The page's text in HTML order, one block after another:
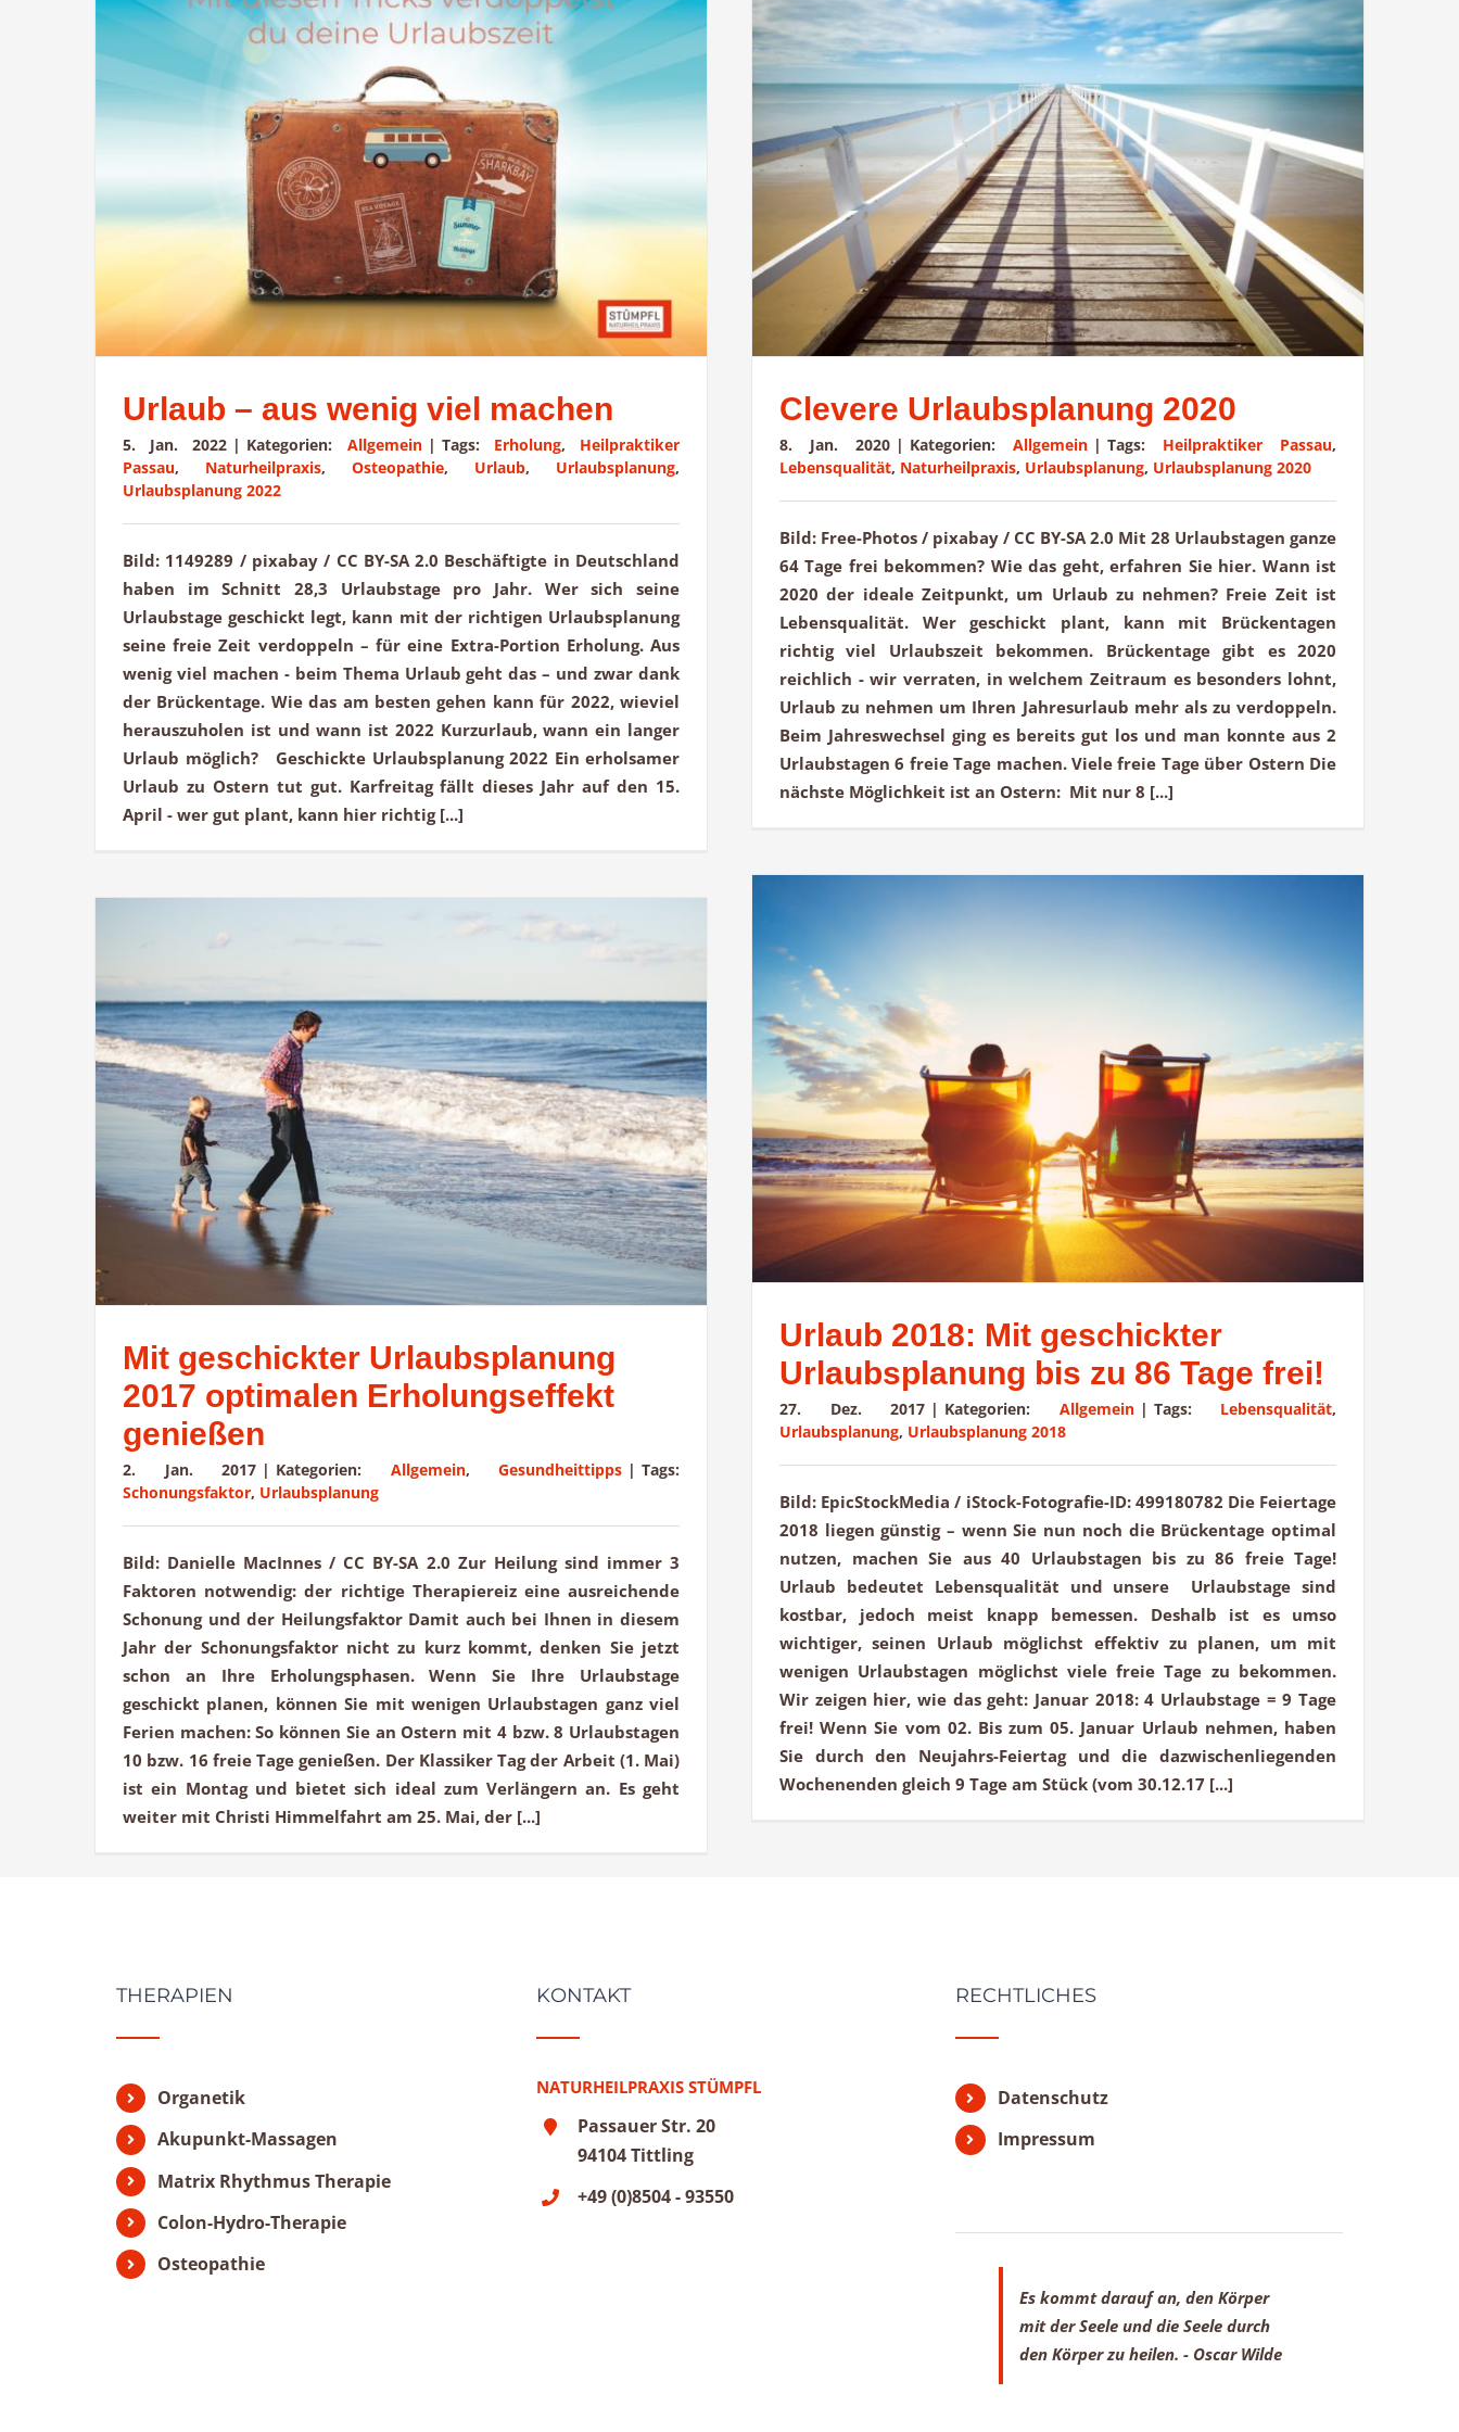
Urlaub – aus wenig viel machen
5. Jan. 2022 | Kategorien: Allgemein | Tags: Erholung, Heilpraktiker
Passau, Naturheilpraxis, Osteopathie, Urlaub, Urlaubsplanung,
Urlaubsplanung 2022
Bild: 1149289 / pixabay / CC BY-SA 2.0 Beschäftigte in Deutschland
haben im Schnitt 28,3 Urlaubstage pro Jahr. Wer sich seine
Urlaubstage geschickt legt, kann mit der richtigen Urlaubsplanung
seine freie Zeit verdoppeln – für eine Extra-Portion Erholung. Aus
wenig viel machen - beim Thema Urlaub geht das – und zwar dank
der Brückentage. Wie das am besten gehen kann für 2022, wieviel
herauszuholen ist und wann ist 2022 Kurzurlaub, wann ein langer
Urlaub möglich? Geschickte Urlaubsplanung 2022 Ein erholsamer
Urlaub zu Ostern tut gut. Karfreitag fällt dieses Jahr auf den 15.
April - wer gut plant, kann hier richtig [...]
Clevere Urlaubsplanung 2020
8. Jan. 2020 | Kategorien: Allgemein | Tags: Heilpraktiker Passau,
Lebensqualität, Naturheilpraxis, Urlaubsplanung, Urlaubsplanung 2020
Bild: Free-Photos / pixabay / CC BY-SA 2.0 Mit 28 Urlaubstagen ganze
64 Tage frei bekommen? Wie das geht, erfahren Sie hier. Wann ist
2020 der ideale Zeitpunkt, um Urlaub zu nehmen? Freie Zeit ist
Lebensqualität. Wer geschickt plant, kann mit Brückentagen
richtig viel Urlaubszeit bekommen. Brückentage gibt es 2020
reichlich - wir verraten, in welchem Zeitraum es besonders lohnt,
Urlaub zu nehmen um Ihren Jahresurlaub mehr als zu verdoppeln.
Beim Jahreswechsel ging es bereits gut los und man konnte aus 2
Urlaubstagen 6 freie Tage machen. Viele freie Tage über Ostern Die
nächste Möglichkeit ist an Ostern: Mit nur 8 [...]
Urlaub 2018: Mit geschickter
Urlaubsplanung bis zu 86 Tage frei!
27. Dez. 2017 | Kategorien: Allgemein | Tags: Lebensqualität,
Urlaubsplanung, Urlaubsplanung 2018
Bild: EpicStockMedia / iStock-Fotografie-ID: 499180782 Die Feiertage
2018 liegen günstig – wenn Sie nun noch die Brückentage optimal
nutzen, machen Sie aus 40 Urlaubstagen bis zu 86 freie Tage!
Urlaub bedeutet Lebensqualität und unsere Urlaubstage sind
kostbar, jedoch meist knapp bemessen. Deshalb ist es umso
wichtiger, seinen Urlaub möglichst effektiv zu planen, um mit
wenigen Urlaubstagen möglichst viele freie Tage zu bekommen.
Wir zeigen hier, wie das geht: Januar 2018: 4 Urlaubstage = 9 Tage
frei! Wenn Sie vom 02. Bis zum 05. Januar Urlaub nehmen, haben
Sie durch den Neujahrs-Feiertag und die dazwischenliegenden
Wochenenden gleich 9 Tage am Stück (vom 30.12.17 [...]
Mit geschickter Urlaubsplanung
2017 optimalen Erholungseffekt
genießen
2. Jan. 2017 | Kategorien: Allgemein, Gesundheittipps | Tags:
Schonungsfaktor, Urlaubsplanung
Bild: Danielle MacInnes / CC BY-SA 2.0 Zur Heilung sind immer 3
Faktoren notwendig: der richtige Therapiereiz eine ausreichende
Schonung und der Heilungsfaktor Damit auch bei Ihnen in diesem
Jahr der Schonungsfaktor nicht zu kurz kommt, denken Sie jetzt
schon an Ihre Erholungsphasen. Wenn Sie Ihre Urlaubstage
geschickt planen, können Sie mit wenigen Urlaubstagen ganz viel
Ferien machen: So können Sie an Ostern mit 4 bzw. 8 Urlaubstagen
10 bzw. 16 freie Tage genießen. Der Klassiker Tag der Arbeit (1. Mai)
ist ein Montag und bietet sich ideal zum Verlängern an. Es geht
weiter mit Christi Himmelfahrt am 25. Mai, der [...]
THERAPIEN
Organetik
Akupunkt-Massagen
Matrix Rhythmus Therapie
Colon-Hydro-Therapie
Osteopathie
KONTAKT
NATURHEILPRAXIS STÜMPFL
Passauer Str. 20
94104 Tittling
+49 (0)8504 - 93550
RECHTLICHES
Datenschutz
Impressum
Es kommt darauf an, den Körper
mit der Seele und die Seele durch
den Körper zu heilen. - Oscar Wilde